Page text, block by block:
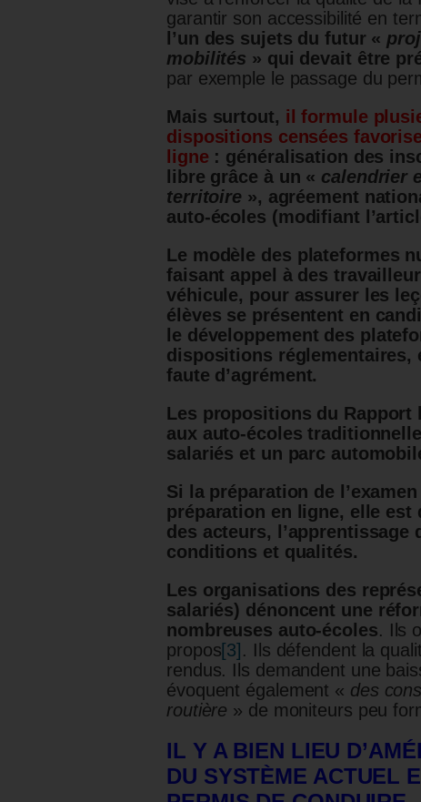
garantir son accessibilité en
l’un des sujets du futur «
mobilités » qui devait être
par exemple le passage du
Mais surtout, il formule
dispositions censées
ligne : généralisation des
libre grâce à un « calendrier
territoire », agréement
auto-écoles (modifiant
Le modèle des plateformes
faisant appel à des
véhicule, pour assurer les
élèves se présentent en
le développement des
dispositions réglementaires,
faute d’agrément.
Les propositions du
aux auto-écoles
salariés et un parc
Si la préparation de
préparation en ligne, elle est
des acteurs, l’apprentissage
conditions et qualités.
Les organisations des
salariés) dénoncent une
nombreuses auto-écoles. Ils
propos[3] . Ils défendent la
rendus. Ils demandent une
évoquent également « des
routière » de moniteurs peu
IL Y A BIEN LIEU
DU SYSTÈME ACTUEL